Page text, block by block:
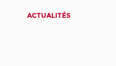
ACTUALITÉS